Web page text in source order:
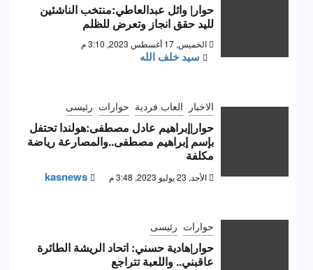
حوار| وائل عبدالعاطي:منتخب الناشئين
لليد حقق انجاز وتعرض للظلم
الخميس, 17 أغسطس 2023, 3:10 م
سيد خلف الله
الاخبار العاب فردية حوارات رئيسى
حوار|إبراهيم عادل مصطفى:هولندا تحتفل
بإسم إبراهيم مصطفى..والمصارعة رياضة
مكلفة
الأحد, 23 يوليو 2023, 3:48 م kasnews
حوارات رئيسى
حوار|هادية حسني: اتحاد الريشة الطائرة
عاقبني.. واللعبة تتراجع